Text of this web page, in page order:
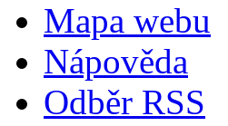
Mapa webu
Nápověda
Odběr RSS